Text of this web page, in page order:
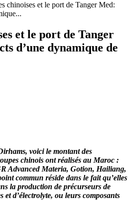
chinoises et le port de Tanger Med:
et le port de Tanger
d’une dynamique de
voici le montant des
chinois ont réalisés au Maroc :
Advanced Materia, Gotion, Hailiang,
commun réside dans le fait qu’elles
la production de précurseurs de
et d’électrolyte, ou leurs composants